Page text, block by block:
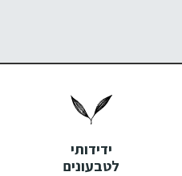
ידידותי
לטבעונים